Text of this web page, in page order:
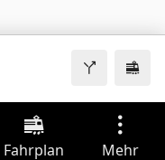
Fahrplan Mehr